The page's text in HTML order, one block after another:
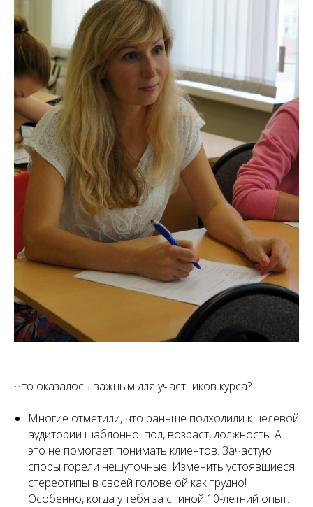
Что оказалось важным для участников курса?
Многие отметили, что раньше подходили к целевой
аудитории шаблонно: пол, возраст, должность. А
это не помогает понимать клиентов. Зачастую
споры горели нешуточные. Изменить устоявшиеся
стереотипы в своей голове ой как трудно!
Особенно, когда у тебя за спиной 10-летний опыт.